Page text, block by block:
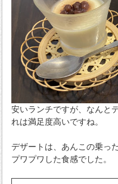
安いランチですが、なんと
れは満足度高いですね。
デザートは、あんこの乗っ
プワプワした食感でした。